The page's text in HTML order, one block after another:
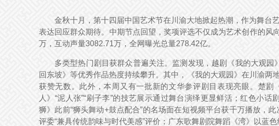
金秋十月，第十四届中国艺术节在川渝大地掀起热潮，作为舞台
表达回应群众期待。中期节点回望，奖项评选不仅成为艺术创作的
万，互动声量3082.71万，全网曝光总量278.42亿。
多类型热门剧目获群众普遍关注。监测发现，越剧《我的大观
回东坡》等优秀作品热度持续攀升。其中，《我的大观园》在川渝
获赞无数。此外，本周又有一批新的文华参评剧目表现亮眼。楚
人》“泥人张”“刷子李”的技艺展示通过舞台演绎更显鲜活；红色小
狮》此前“狮头舞动+鼓点配合”的名场面在短视频平台获千万播放，
评委“兼具传统韵味与时代美感”评价；广东歌舞剧院舞蹈《湾》以蓝